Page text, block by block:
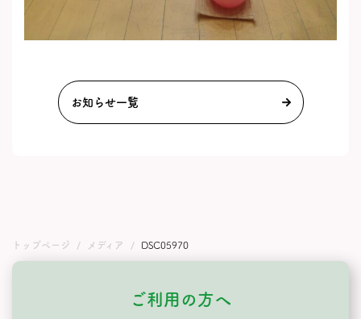
お知らせ一覧
トップページ メディア DSC05970
ご利用の方へ